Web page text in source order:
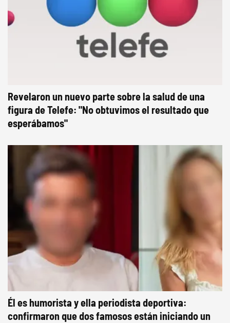
Revelaron un nuevo parte sobre la salud de una
figura de Telefe: "No obtuvimos el resultado que
esperábamos"
Él es humorista y ella periodista deportiva:
confirmaron que dos famosos están iniciando un